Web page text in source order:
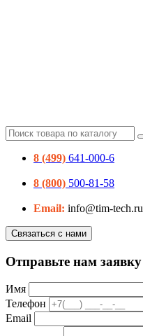
8 (499) 641-000-6
8 (800) 500-81-58
Email: info@tim-tech.ru
Связаться с нами
Отправьте нам заявку
Имя
Телефон
Email